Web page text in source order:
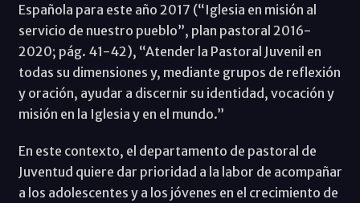
Española para este año 2017 (“Iglesia en misión al
servicio de nuestro pueblo”, plan pastoral 2016-
2020; pág. 41-42), “Atender la Pastoral Juvenil en
todas su dimensiones y, mediante grupos de reflexión
y oración, ayudar a discernir su identidad, vocación y
misión en la Iglesia y en el mundo.”
En este contexto, el departamento de pastoral de
Juventud quiere dar prioridad a la labor de acompañar
a los adolescentes y a los jóvenes en el crecimiento de